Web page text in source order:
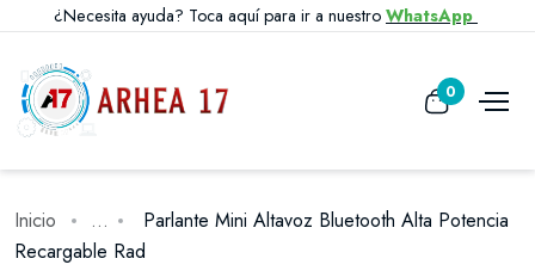
¿Necesita ayuda? Toca aquí para ir a nuestro WhatsApp
0
Inicio ...
Parlante Mini Altavoz Bluetooth Alta Potencia
Recargable Rad